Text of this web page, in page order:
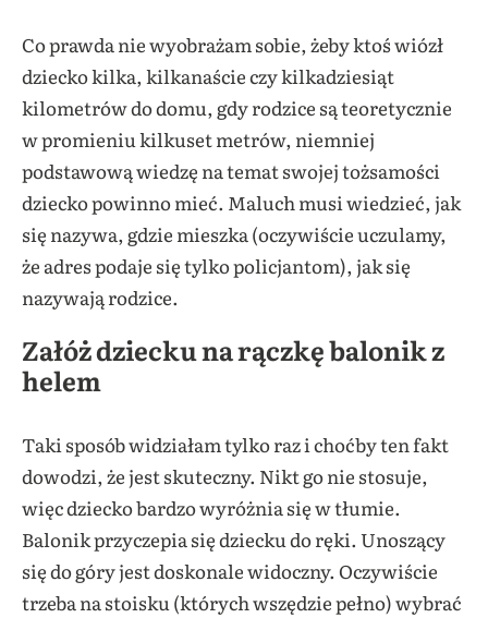
Co prawda nie wyobrażam sobie, żeby ktoś wiózł
dziecko kilka, kilkanaście czy kilkadziesiąt
kilometrów do domu, gdy rodzice są teoretycznie
w promieniu kilkuset metrów, niemniej
podstawową wiedzę na temat swojej tożsamości
dziecko powinno mieć. Maluch musi wiedzieć, jak
się nazywa, gdzie mieszka (oczywiście uczulamy,
że adres podaje się tylko policjantom), jak się
nazywają rodzice.
Załóż dziecku na rączkę balonik z
helem
Taki sposób widziałam tylko raz i choćby ten fakt
dowodzi, że jest skuteczny. Nikt go nie stosuje,
więc dziecko bardzo wyróżnia się w tłumie.
Balonik przyczepia się dziecku do ręki. Unoszący
się do góry jest doskonale widoczny. Oczywiście
trzeba na stoisku (których wszędzie pełno) wybrać